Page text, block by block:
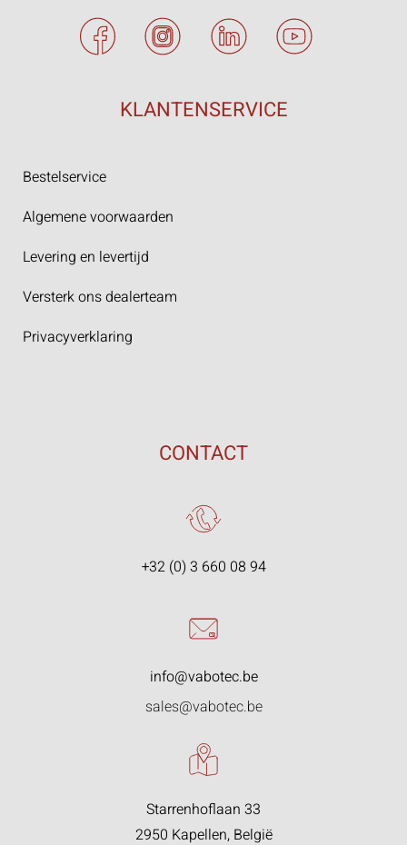
KLANTENSERVICE
Bestelservice
Algemene voorwaarden
Levering en levertijd
Versterk ons dealerteam
Privacyverklaring
CONTACT
+32 (0) 3 660 08 94
info@vabotec.be
sales@vabotec.be
Starrenhoflaan 33
2950 Kapellen, België